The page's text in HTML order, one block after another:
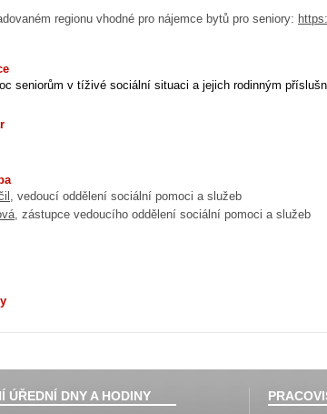
regionu vhodné pro nájemce bytů pro seniory:
seniorům v tíživé sociální situaci a jejich rodinným
, vedoucí oddělení sociální pomoci a služeb
, zástupce vedoucího oddělení sociální pomoci a služeb
ÚŘEDNÍ DNY A HODINY